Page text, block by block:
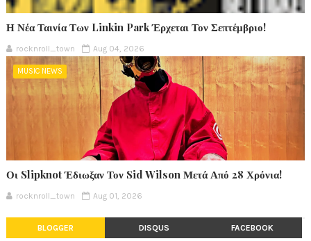
Η Νέα Ταινία Των Linkin Park Έρχεται Τον Σεπτέμβριο!
rocknroll_town Aug 04, 2026
MUSIC NEWS
Οι Slipknot Έδιωξαν Τον Sid Wilson Μετά Από 28 Χρόνια!
rocknroll_town Aug 01, 2026
BLOGGER DISQUS FACEBOOK